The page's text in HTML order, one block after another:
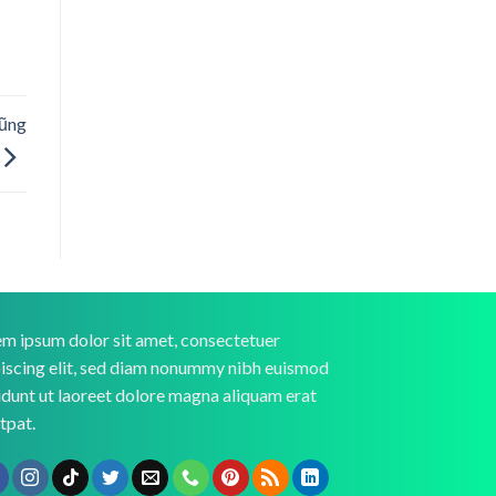
ipsum dolor sit amet, consectetuer
elit, sed diam nonummy nibh euismod
ut laoreet dolore magna aliquam erat